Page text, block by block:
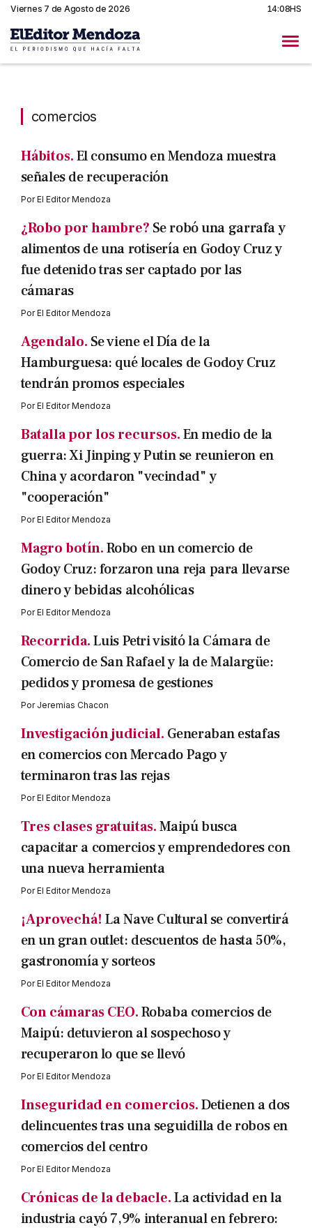
Viernes 7 de Agosto de 2026 14:08HS
comercios
Hábitos.El consumo en Mendoza muestra
señales de recuperación
PorEl Editor Mendoza
¿Robo por hambre? Se robó una garrafa y
alimentos de una rotisería en Godoy Cruz y
fue detenido tras ser captado por las
cámaras
PorEl Editor Mendoza
Agendalo. Se viene el Día de la
Hamburguesa: qué locales de Godoy Cruz
tendrán promos especiales
PorEl Editor Mendoza
Batalla por los recursos.En medio de la
guerra: Xi Jinping y Putin se reunieron en
China y acordaron "vecindad" y
"cooperación"
PorEl Editor Mendoza
Magro botín.Robo en un comercio de
Godoy Cruz: forzaron una reja para llevarse
dinero y bebidas alcohólicas
PorEl Editor Mendoza
Recorrida.Luis Petri visitó la Cámara de
Comercio de San Rafael y la de Malargüe:
pedidos y promesa de gestiones
Por Jeremias Chacon
Investigación judicial. Generaban estafas
en comercios con Mercado Pago y
terminaron tras las rejas
PorEl Editor Mendoza
Tres clases gratuitas.Maipú busca
capacitar a comercios y emprendedores con
una nueva herramienta
PorEl Editor Mendoza
¡Aprovechá! La Nave Cultural se convertirá
en un gran outlet: descuentos de hasta 50%,
gastronomía y sorteos
PorEl Editor Mendoza
Con cámaras CEO.Robaba comercios de
Maipú: detuvieron al sospechoso y
recuperaron lo que se llevó
PorEl Editor Mendoza
Inseguridad en comercios.Detienen a dos
delincuentes tras una seguidilla de robos en
comercios del centro
PorEl Editor Mendoza
Crónicas de la debacle.La actividad en la
industria cayó 7,9% interanual en febrero: